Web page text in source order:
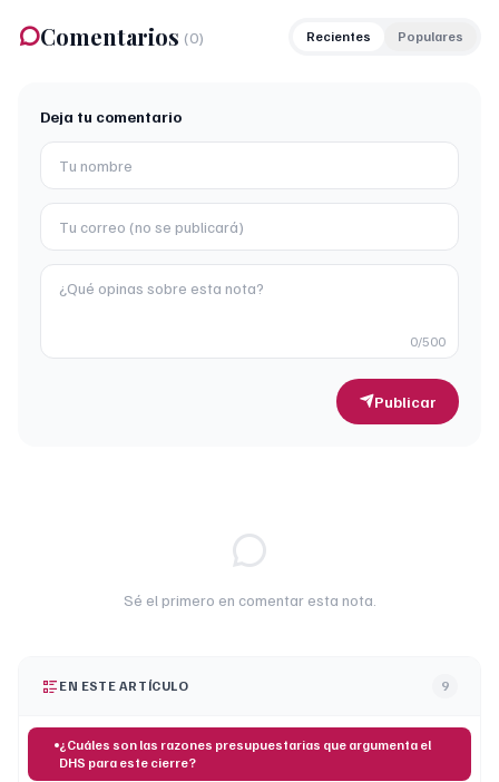
Comentarios (0) Recientes Populares
Deja tu comentario
0/500
Publicar
Sé el primero en comentar esta nota.
EN ESTE ARTÍCULO 9
¿Cuáles son las razones presupuestarias que argumenta el
DHS para este cierre?